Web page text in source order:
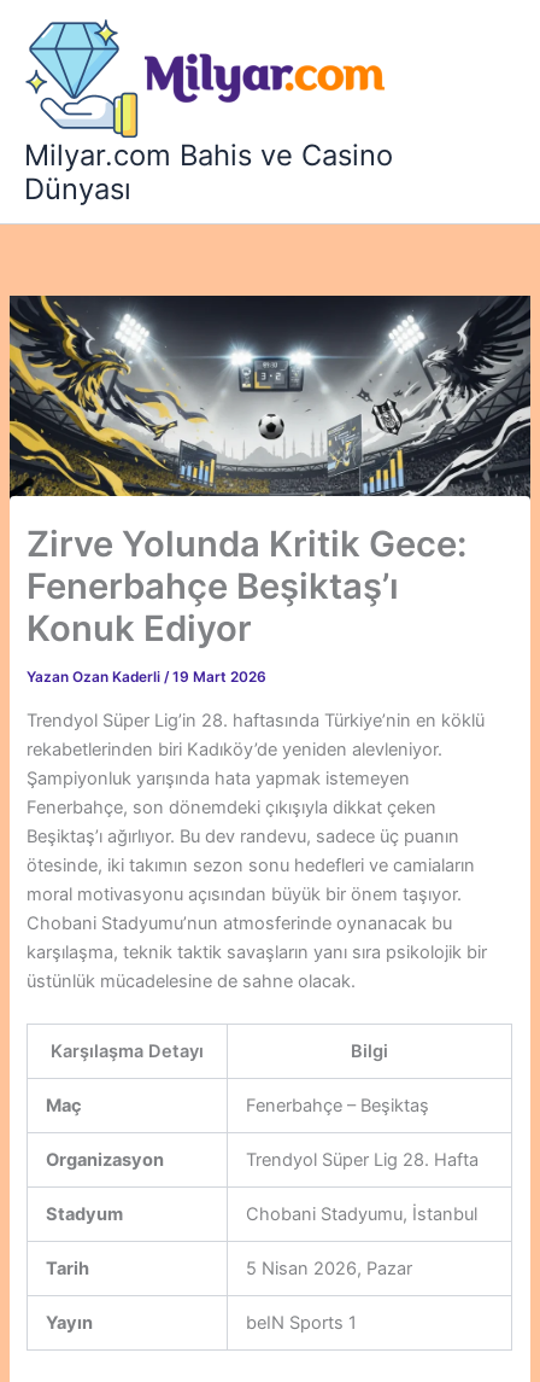
Milyar.com Bahis ve Casino
Dünyası
Zirve Yolunda Kritik Gece:
Fenerbahçe Beşiktaş’ı
Konuk Ediyor
Yazan Ozan Kaderli/19 Mart 2026
Trendyol Süper Lig’in 28. haftasında Türkiye’nin en köklü
rekabetlerinden biri Kadıköy’de yeniden alevleniyor.
Şampiyonluk yarışında hata yapmak istemeyen
Fenerbahçe, son dönemdeki çıkışıyla dikkat çeken
Beşiktaş’ı ağırlıyor. Bu dev randevu, sadece üç puanın
ötesinde, iki takımın sezon sonu hedefleri ve camiaların
moral motivasyonu açısından büyük bir önem taşıyor.
Chobani Stadyumu’nun atmosferinde oynanacak bu
karşılaşma, teknik taktik savaşların yanı sıra psikolojik bir
üstünlük mücadelesine de sahne olacak.
Karşılaşma Detayı Bilgi
Maç Fenerbahçe – Beşiktaş
Organizasyon Trendyol Süper Lig 28. Hafta
Stadyum Chobani Stadyumu, İstanbul
Tarih 5 Nisan 2026, Pazar
Yayın beIN Sports 1